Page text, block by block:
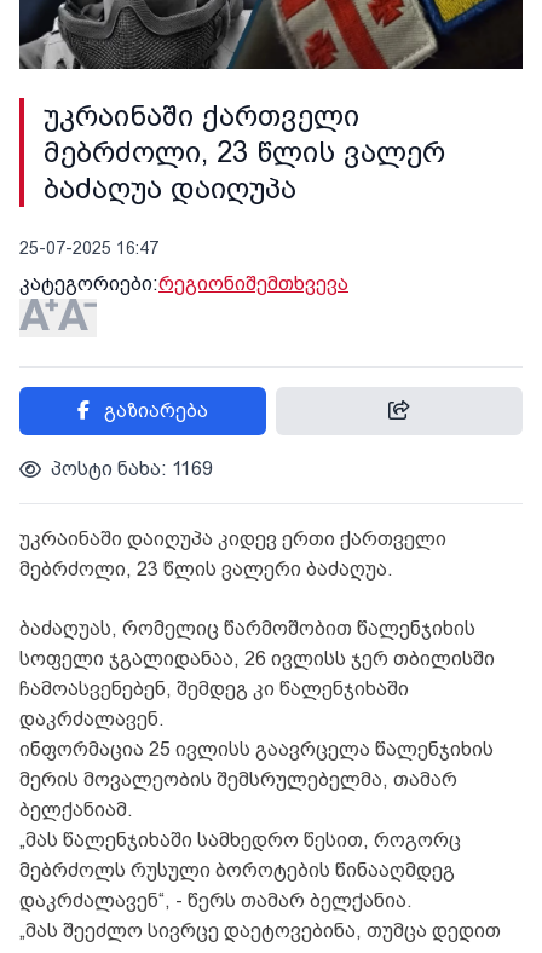
უკრაინაში ქართველი
მებრძოლი, 23 წლის ვალერ
ბაძაღუა დაიღუპა
25-07-2025 16:47
კატეგორიები:რეგიონიშემთხვევა
გაზიარება
პოსტი ნახა: 1169
უკრაინაში დაიღუპა კიდევ ერთი ქართველი
მებრძოლი, 23 წლის ვალერი ბაძაღუა.
ბაძაღუას, რომელიც წარმოშობით წალენჯიხის
სოფელი ჯგალიდანაა, 26 ივლისს ჯერ თბილისში
ჩამოასვენებენ, შემდეგ კი წალენჯიხაში
დაკრძალავენ.
ინფორმაცია 25 ივლისს გაავრცელა წალენჯიხის
მერის მოვალეობის შემსრულებელმა, თამარ
ბელქანიამ.
„მას წალენჯიხაში სამხედრო წესით, როგორც
მებრძოლს რუსული ბოროტების წინააღმდეგ
დაკრძალავენ“, - წერს თამარ ბელქანია.
„მას შეეძლო სივრცე დაეტოვებინა, თუმცა დედით